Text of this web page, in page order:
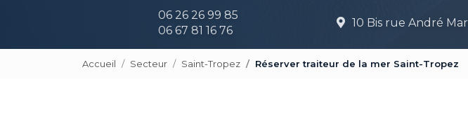
06 26 26 99 85
06 67 81 16 76
10 Bis rue André
Accueil Secteur Saint-Tropez Réserver traiteur de la mer Saint-Tropez